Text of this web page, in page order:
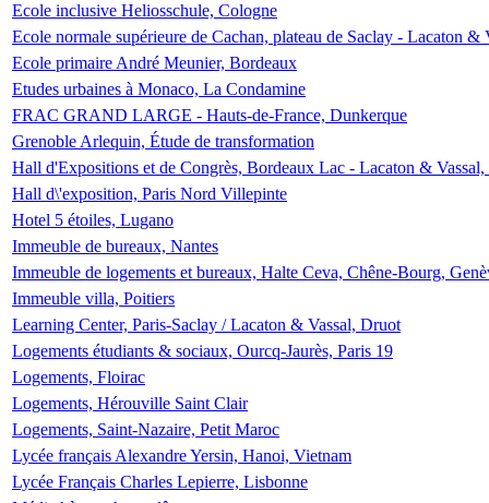
Ecole inclusive Heliosschule, Cologne
Ecole normale supérieure de Cachan, plateau de Saclay - Lacaton &
Ecole primaire André Meunier, Bordeaux
Etudes urbaines à Monaco, La Condamine
FRAC GRAND LARGE - Hauts-de-France, Dunkerque
Grenoble Arlequin, Étude de transformation
Hall d'Expositions et de Congrès, Bordeaux Lac - Lacaton &
Hall d\'exposition, Paris Nord Villepinte
Hotel 5 étoiles, Lugano
Immeuble de bureaux, Nantes
Immeuble de logements et bureaux, Halte Ceva, Chêne-Bourg,
Immeuble villa, Poitiers
Learning Center, Paris-Saclay / Lacaton & Vassal, Druot
Logements étudiants & sociaux, Ourcq-Jaurès, Paris 19
Logements, Floirac
Logements, Hérouville Saint Clair
Logements, Saint-Nazaire, Petit Maroc
Lycée français Alexandre Yersin, Hanoi, Vietnam
Lycée Français Charles Lepierre, Lisbonne